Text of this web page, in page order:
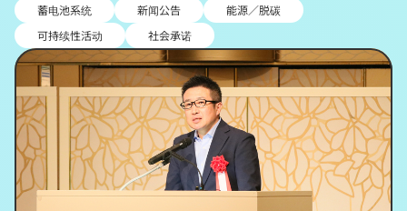
蓄电池系统 新闻公告
能源／脱碳
可持续性活动
社会承诺